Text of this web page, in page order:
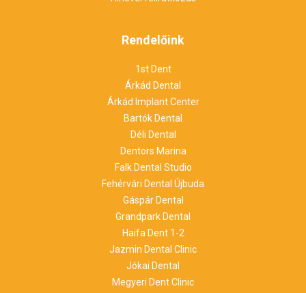
Rendelőink
1st Dent
Árkád Dental
Árkád Implant Center
Bartók Dental
Déli Dental
Dentors Marina
Falk Dental Studio
Fehérvári Dental Újbuda
Gáspár Dental
Grandpark Dental
Haifa Dent 1-2
Jazmin Dental Clinic
Jókai Dental
Megyeri Dent Clinic